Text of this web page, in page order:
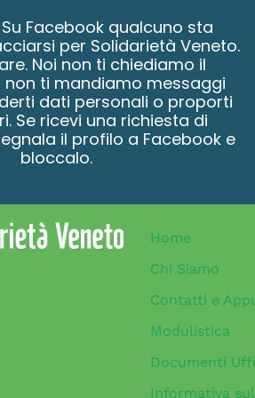
Su Facebook qualcuno sta
per Solidarietà Veneto.
Noi non ti chiediamo il
ti mandiamo messaggi
dati personali o proporti
Se ricevi una richiesta di
il profilo a Facebook e
bloccalo.
Home
Chi Siamo
Contatti e
Modulistica
Documenti
Informativa